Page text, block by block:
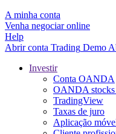
A minha conta
Venha negociar online
Help
Abrir conta Trading Demo
Investir
Conta OANDA
OANDA stocks
TradingView
Taxas de juro
Aplicação